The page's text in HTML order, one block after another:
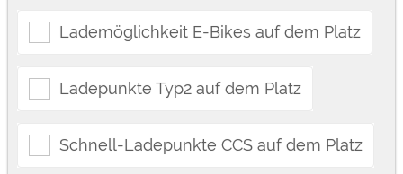
Lademöglichkeit E-Bikes auf dem Platz
Ladepunkte Typ2 auf dem Platz
Schnell-Ladepunkte CCS auf dem Platz